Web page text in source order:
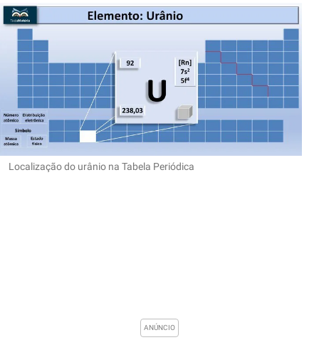
Localização do urânio na Tabela Periódica